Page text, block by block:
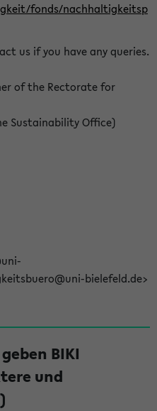
fonds/nachhaltigkeitsp
us if you have any queries.
of the Rectorate for
Sustainability Office)
bielefeld.de>
BIKI
und